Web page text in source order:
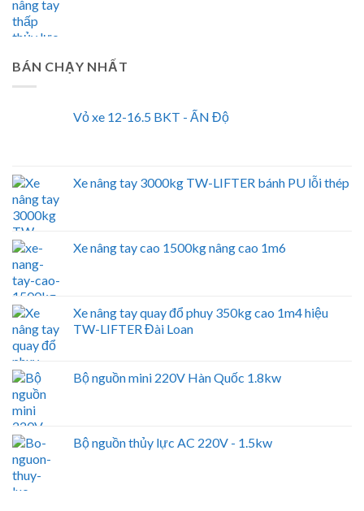
BÁN CHẠY NHẤT
Vỏ xe 12-16.5 BKT - ẤN Độ
Xe nâng tay 3000kg TW-LIFTER bánh PU lỗi thép
Xe nâng tay cao 1500kg nâng cao 1m6
Xe nâng tay quay đổ phuy 350kg cao 1m4 hiệu
TW-LIFTER Đài Loan
Bộ nguồn mini 220V Hàn Quốc 1.8kw
Bộ nguồn thủy lực AC 220V - 1.5kw